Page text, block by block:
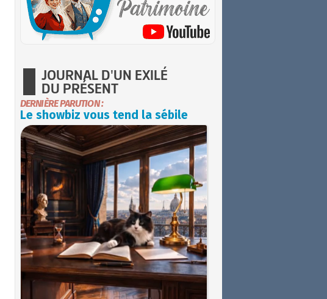
JOURNAL D'UN EXILÉ
DU PRÉSENT
DERNIÈRE PARUTION :
Le showbiz vous tend la sébile